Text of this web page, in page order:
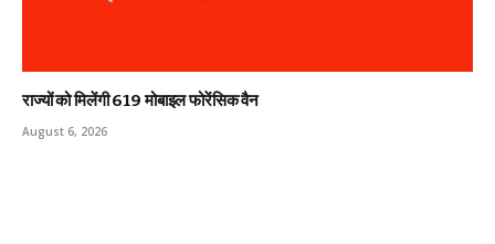
राज्यों को मिलेंगी 619 मोबाइल फोरेंसिक वैन
August 6, 2026